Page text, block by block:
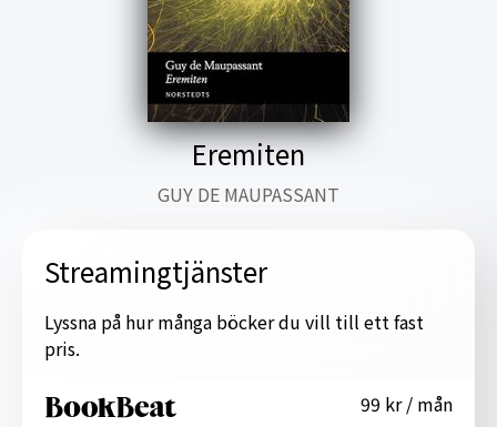
Eremiten
GUY DE MAUPASSANT
Streamingtjänster
Lyssna på hur många böcker du vill till ett fast
pris.
99 kr / mån